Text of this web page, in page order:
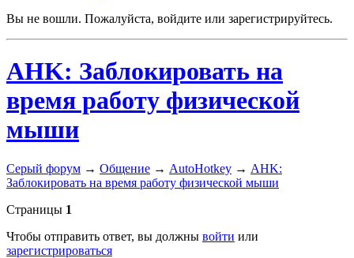
Вы не вошли. Пожалуйста, войдите или зарегистрируйтесь.
AHK: Заблокировать на
время работу физической
мыши
Серый форум → Общение → AutoHotkey → AHK:
Заблокировать на время работу физической мыши
Страницы 1
Чтобы отправить ответ, вы должны войти или
зарегистрироваться